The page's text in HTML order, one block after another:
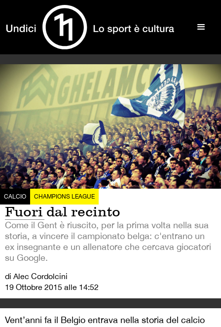
CALCIO CHAMPIONS LEAGUE
Fuori dal recinto
Come il Gent è riuscito, per la prima volta nella sua
storia, a vincere il campionato belga: c'entrano un
ex insegnante e un allenatore che cercava giocatori
su Google.
di Alec Cordolcini
19 Ottobre 2015 alle 14:52
Vent’anni fa il Belgio entrava nella storia del calcio